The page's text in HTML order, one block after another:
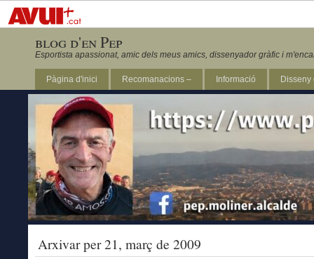
blog d'en Pep
Esportista apassionat, amic dels meus amics, dissenyador gràfic i
Pàgina d'inici Recomanacions – Informació
Revista Marathon 295
Arxivar per 21, març de 2009